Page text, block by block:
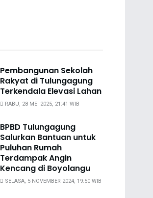
Pembangunan Sekolah
Rakyat di Tulungagung
Terkendala Elevasi Lahan
RABU, 28 MEI 2025, 21:41 WIB
BPBD Tulungagung
Salurkan Bantuan untuk
Puluhan Rumah
Terdampak Angin
Kencang di Boyolangu
SELASA, 5 NOVEMBER 2024, 19:50 WIB